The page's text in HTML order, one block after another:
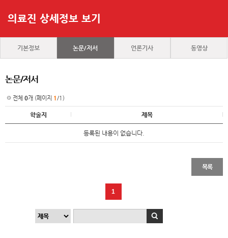
의료진 상세정보 보기
기본정보 논문/저서 언론기사 동영상
논문/저서
전체 0개 (페이지 1/1)
학술지 제목
등록된 내용이 없습니다.
목록
1